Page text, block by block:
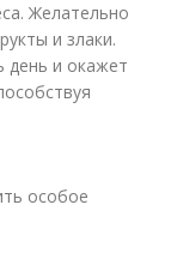
Желательно
и злаки.
день и окажет
особое